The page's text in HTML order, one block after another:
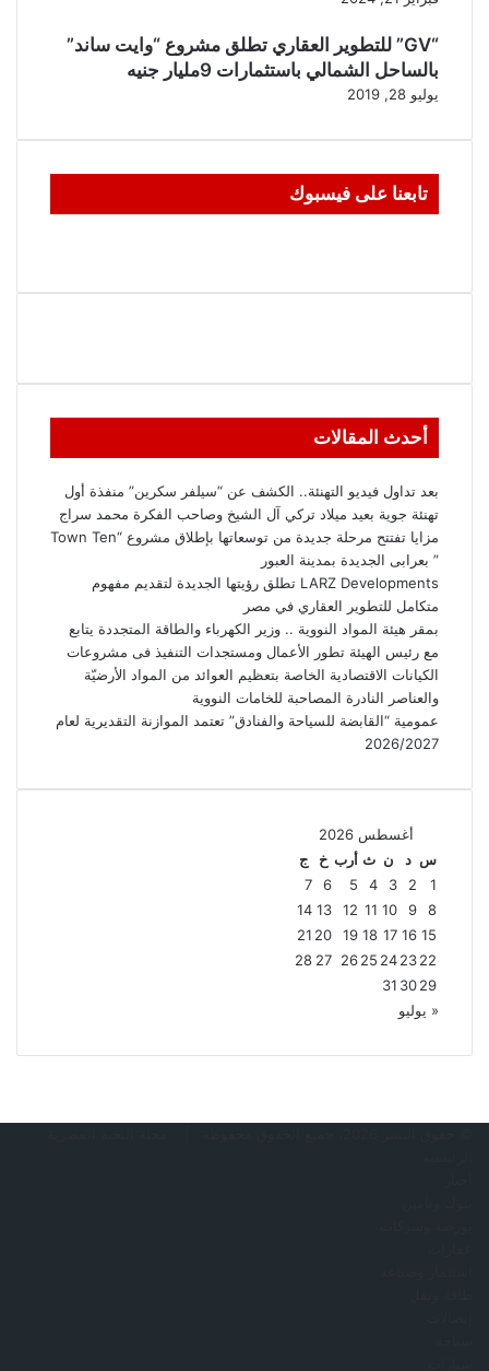
“GV” للتطوير العقاري تطلق مشروع “وايت ساند”
بالساحل الشمالي باستثمارات 9مليار جنيه
يوليو 28, 2019
تابعنا على فيسبوك
أحدث المقالات
بعد تداول فيديو التهنئة.. الكشف عن “سيلفر سكرين” منفذة أول
تهنئة جوية بعيد ميلاد تركي آل الشيخ وصاحب الفكرة محمد سراج
مزايا تفتتح مرحلة جديدة من توسعاتها بإطلاق مشروع “Town Ten
” بعرابى الجديدة بمدينة العبور
LARZ Developments تطلق رؤيتها الجديدة لتقديم مفهوم
متكامل للتطوير العقاري في مصر
بمقر هيئة المواد النووية .. وزير الكهرباء والطاقة المتجددة يتابع
مع رئيس الهيئة تطور الأعمال ومستجدات التنفيذ فى مشروعات
الكيانات الاقتصادية الخاصة بتعظيم العوائد من المواد الأرضيّة
والعناصر النادرة المصاحبة للخامات النووية
عمومية “القابضة للسياحة والفنادق” تعتمد الموازنة التقديرية لعام
2026/2027
أغسطس 2026
س د ن ث أرب خ
ج
1
2
3
4
5
6
7
8
9
10
11
12
13
14
15
16
17
18
19
20
21
22
23
24
25
26
27
28
29
30
31
« يوليو